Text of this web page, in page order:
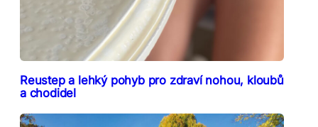
Reustep a lehký pohyb pro zdraví nohou, kloubů
a chodidel